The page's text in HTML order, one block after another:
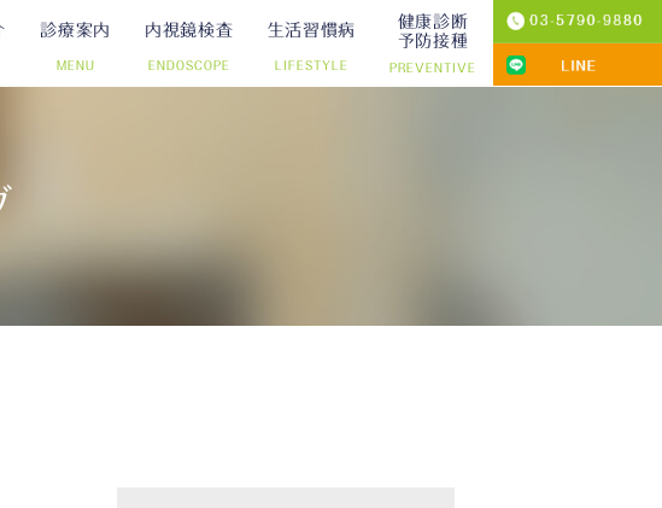
診療案内
MENU
内視鏡検査
ENDOSCOPE
鏡的ポリープ切除）
生活習慣病
LIFESTYLE
健康診断
予防接種
PREVENTIVE